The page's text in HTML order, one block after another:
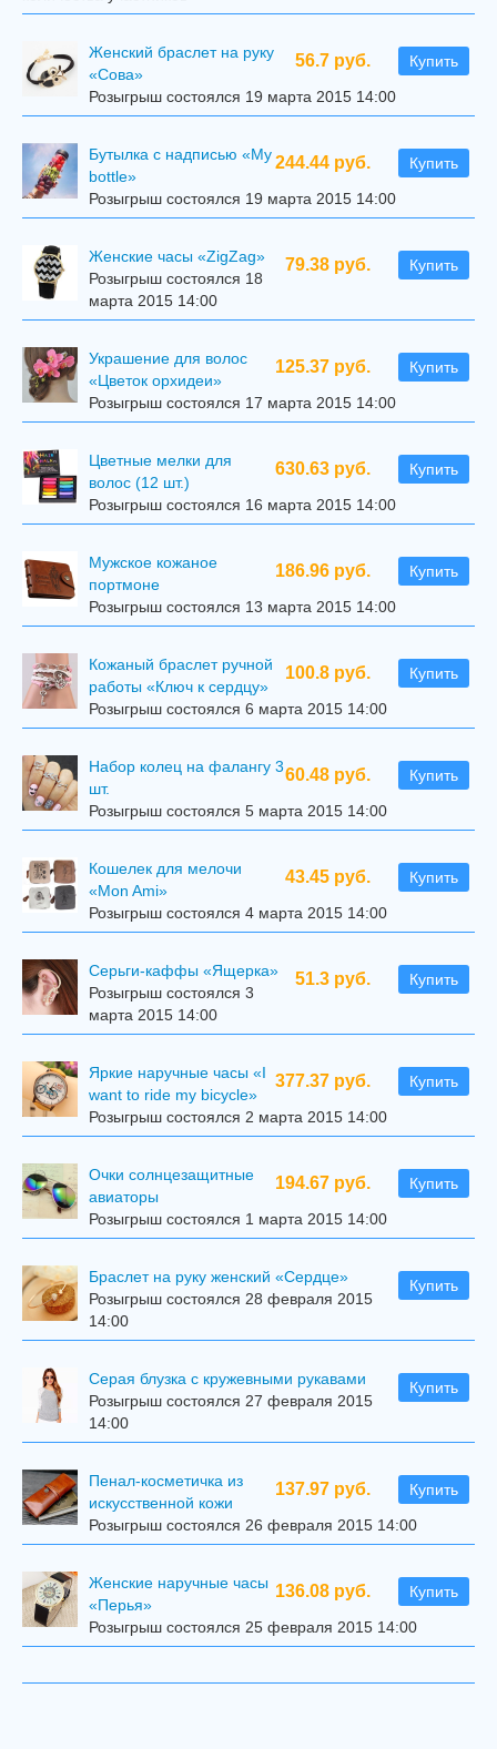
56.7 руб. Купить
Женский браслет на руку
«Сова»
Розыгрыш состоялся 19 марта 2015 14:00
244.44 руб. Купить
Бутылка с надписью «My
bottle»
Розыгрыш состоялся 19 марта 2015 14:00
79.38 руб. Купить
Женские часы «ZigZag»
Розыгрыш состоялся 18
марта 2015 14:00
125.37 руб. Купить
Украшение для волос
«Цветок орхидеи»
Розыгрыш состоялся 17 марта 2015 14:00
630.63 руб. Купить
Цветные мелки для
волос (12 шт.)
Розыгрыш состоялся 16 марта 2015 14:00
186.96 руб. Купить
Мужское кожаное
портмоне
Розыгрыш состоялся 13 марта 2015 14:00
100.8 руб. Купить
Кожаный браслет ручной
работы «Ключ к сердцу»
Розыгрыш состоялся 6 марта 2015 14:00
60.48 руб. Купить
Набор колец на фалангу 3
шт.
Розыгрыш состоялся 5 марта 2015 14:00
43.45 руб. Купить
Кошелек для мелочи
«Mon Ami»
Розыгрыш состоялся 4 марта 2015 14:00
51.3 руб. Купить
Серьги-каффы «Ящерка»
Розыгрыш состоялся 3
марта 2015 14:00
377.37 руб. Купить
Яркие наручные часы «I
want to ride my bicycle»
Розыгрыш состоялся 2 марта 2015 14:00
194.67 руб. Купить
Очки солнцезащитные
авиаторы
Розыгрыш состоялся 1 марта 2015 14:00
Купить
Браслет на руку женский «Сердце»
Розыгрыш состоялся 28 февраля 2015
14:00
Купить
Серая блузка с кружевными рукавами
Розыгрыш состоялся 27 февраля 2015
14:00
137.97 руб. Купить
Пенал-косметичка из
искусственной кожи
Розыгрыш состоялся 26 февраля 2015 14:00
136.08 руб. Купить
Женские наручные часы
«Перья»
Розыгрыш состоялся 25 февраля 2015 14:00